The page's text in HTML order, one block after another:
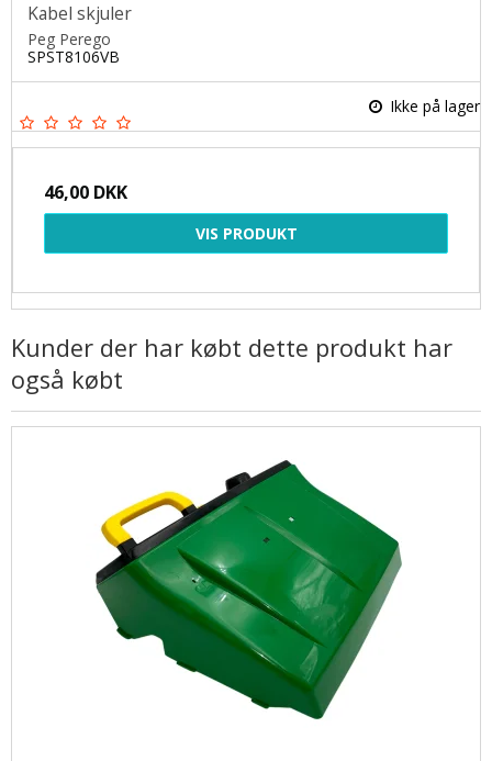
Kabel skjuler
Peg Perego
SPST8106VB
Ikke på lager
46,00 DKK
VIS PRODUKT
Kunder der har købt dette produkt har
også købt